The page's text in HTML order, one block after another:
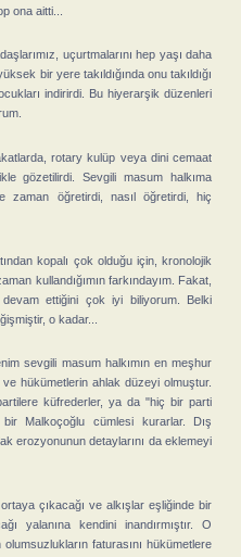
ona aitti...
uçurtmalarını hep yaşı daha
bir yere takıldığında onu takıldığı
indirirdi. Bu hiyerarşik düzenleri
rotary kulüp veya dini cemaat
gözetilirdi. Sevgili masum halkıma
zaman öğretirdi, nasıl öğretirdi, hiç
kopalı çok olduğu için, kronolojik
kullandığımın farkındayım. Fakat,
ettiğini çok iyi biliyorum. Belki
o kadar...
sevgili masum halkımın en meşhur
hükümetlerin ahlak düzeyi olmuştur.
küfrederler, ya da "hiç bir parti
Malkoçoğlu cümlesi kurarlar. Dış
erozyonunun detaylarını da eklemeyi
çıkacağı ve alkışlar eşliğinde bir
yalanına kendini inandırmıştır. O
faturasını hükümetlere